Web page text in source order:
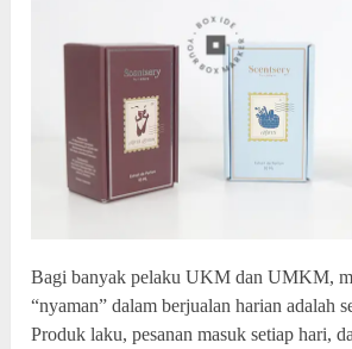
Bagi banyak pelaku UKM dan UMKM,
“nyaman” dalam berjualan harian adalah
Produk laku, pesanan masuk setiap hari,